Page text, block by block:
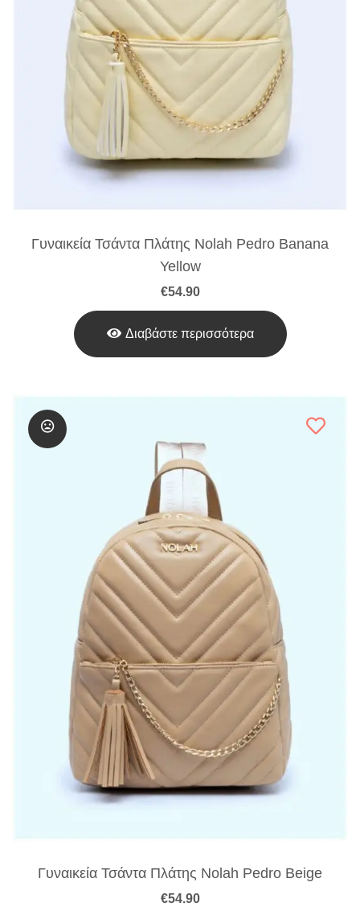
Γυναικεία Τσάντα Πλάτης Nolah Pedro Banana
Yellow
€54.90
Διαβάστε περισσότερα
Γυναικεία Τσάντα Πλάτης Nolah Pedro Beige
€54.90